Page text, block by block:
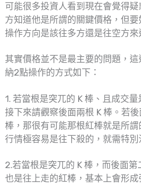
可能很多投資人看到現在會覺得
方知道他是所謂的關鍵價格，但
操作方向是該往多方還是往空方來
其實價格並不是最主要的問題，
納2點操作的方式如下：
1. 若當根是突兀的 K 棒、且成交
接下來請觀察後面兩根 K 棒。若
棒，那很有可能那根紅棒就是所
行情極容易是往下殺的，就需特別
2.若當根是突兀的 K 棒，而後面
也是往上走的紅棒，基本上會形